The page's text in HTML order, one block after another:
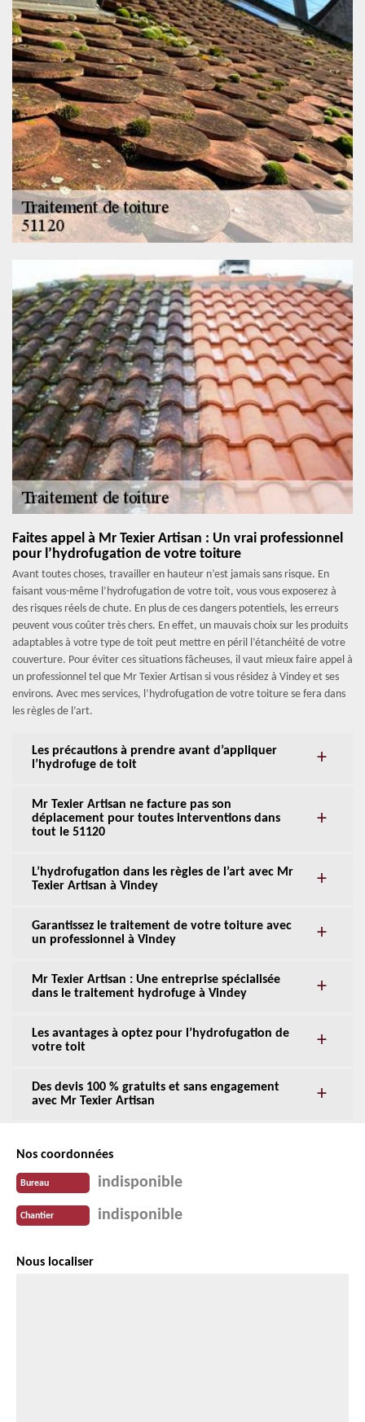
Faites appel à Mr Texier Artisan : Un vrai professionnel
pour l’hydrofugation de votre toiture
Avant toutes choses, travailler en hauteur n’est jamais sans risque. En
faisant vous-même l’hydrofugation de votre toit, vous vous exposerez à
des risques réels de chute. En plus de ces dangers potentiels, les erreurs
peuvent vous coûter très chers. En effet, un mauvais choix sur les produits
adaptables à votre type de toit peut mettre en péril l’étanchéité de votre
couverture. Pour éviter ces situations fâcheuses, il vaut mieux faire appel à
un professionnel tel que Mr Texier Artisan si vous résidez à Vindey et ses
environs. Avec mes services, l’hydrofugation de votre toiture se fera dans
les règles de l’art.
Les précautions à prendre avant d’appliquer
l’hydrofuge de toit
Mr Texier Artisan ne facture pas son
déplacement pour toutes interventions dans
tout le 51120
L’hydrofugation dans les règles de l’art avec Mr
Texier Artisan à Vindey
Garantissez le traitement de votre toiture avec
un professionnel à Vindey
Mr Texier Artisan : Une entreprise spécialisée
dans le traitement hydrofuge à Vindey
Les avantages à optez pour l’hydrofugation de
votre toit
Des devis 100 % gratuits et sans engagement
avec Mr Texier Artisan
Nos coordonnées
Bureau indisponible
Chantier indisponible
Nous localiser